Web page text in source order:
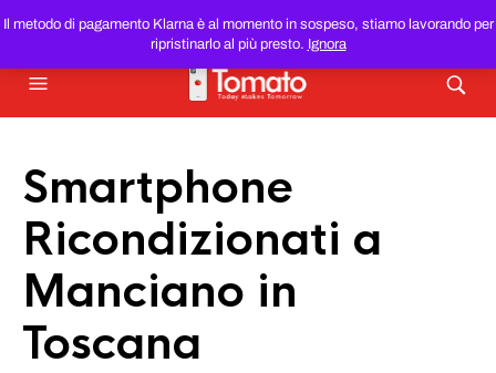
Il metodo di pagamento Klarna è al momento in sospeso, stiamo lavorando per
ripristinarlo al più presto. Ignora
SMARTPHONE E TABLET RICONDIZIONATIAL MIGLIOR
PREZZO DEL WEB!
Smartphone
Ricondizionati a
Manciano in
Toscana